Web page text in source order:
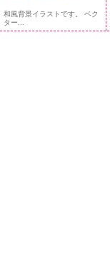
和風背景イラストです。 ベク
ター...